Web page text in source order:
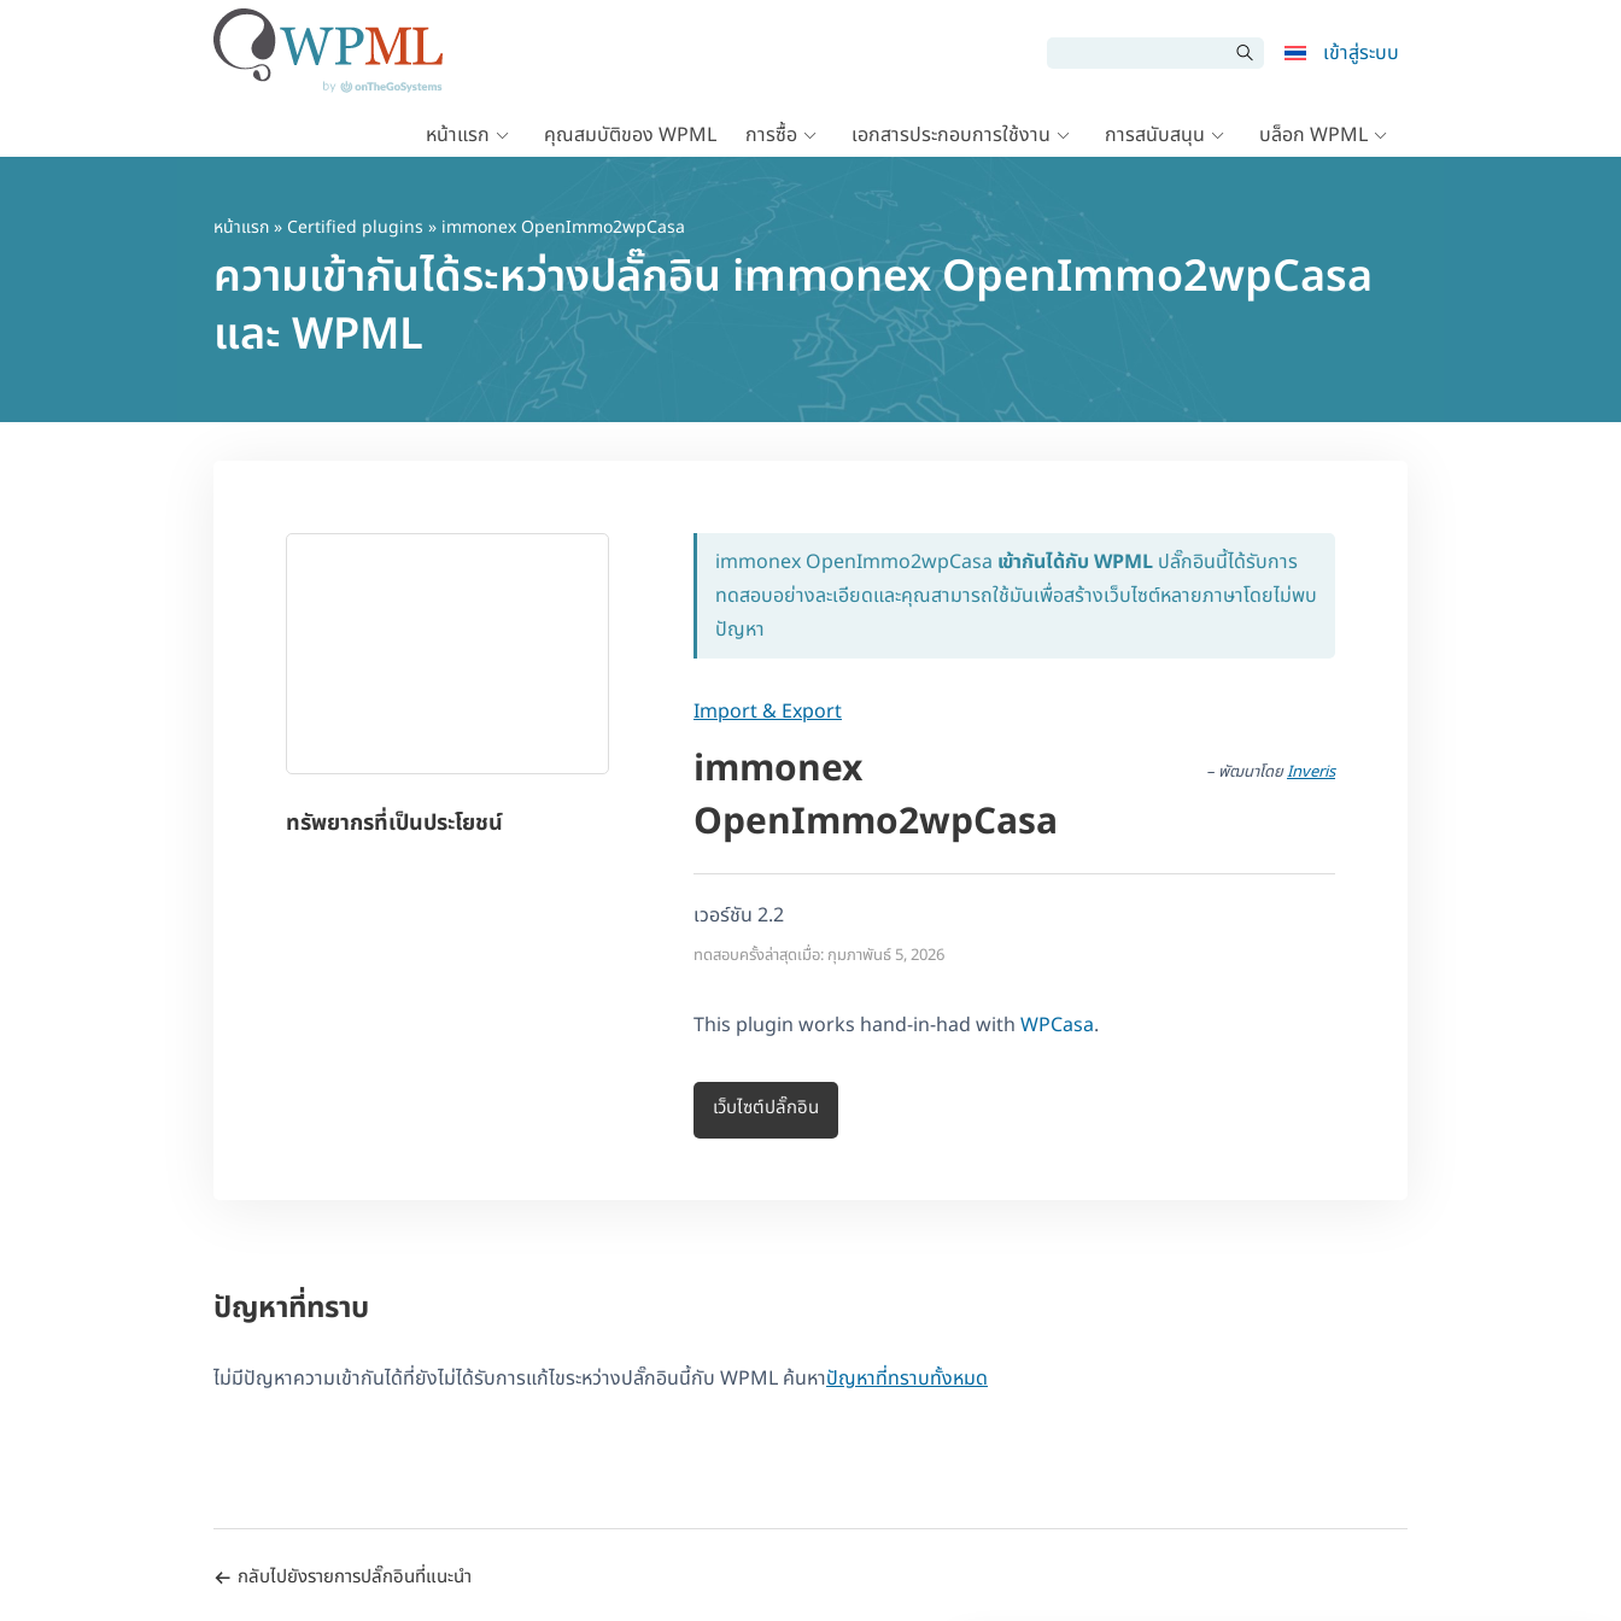
เข้าสู่ระบบ
หน้าแรก คุณสมบัติของ WPML การซื้อ เอกสารประกอบการใช้งาน การสนับสนุน บล็อก WPML
หน้าแรก» Certified plugins » immonex OpenImmo2wpCasa
ความเข้ากันได้ระหว่างปลั๊กอิน immonex OpenImmo2wpCasa
และ WPML
ทรัพยากรที่เป็นประโยชน์
immonex OpenImmo2wpCasa เข้ากันได้กับ WPML ปลั๊กอินนี้ได้รับการ
ทดสอบอย่างละเอียดและคุณสามารถใช้มันเพื่อสร้างเว็บไซต์หลายภาษาโดยไม่พบ
ปัญหา
Import & Export
immonex
OpenImmo2wpCasa
– พัฒนาโดยInveris
เวอร์ชัน 2.2
ทดสอบครั้งล่าสุดเมื่อ: กุมภาพันธ์ 5, 2026
This plugin works hand-in-had with WPCasa.
เว็บไซต์ปลั๊กอิน
ปัญหาที่ทราบ
ไม่มีปัญหาความเข้ากันได้ที่ยังไม่ได้รับการแก้ไขระหว่างปลั๊กอินนี้กับ WPML ค้นหาปัญหาที่ทราบทั้งหมด
กลับไปยังรายการปลั๊กอินที่แนะนำ